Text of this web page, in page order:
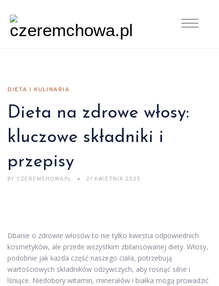
DIETA I KULINARIA
Dieta na zdrowe włosy:
kluczowe składniki i
przepisy
BY CZEREMCHOWA.PL 21 KWIETNIA 2025
Dbanie o zdrowie włosów to nie tylko kwestia odpowiednich
kosmetyków, ale przede wszystkim zbilansowanej diety. Włosy,
podobnie jak każda część naszego ciała, potrzebują
wartościowych składników odżywczych, aby rosnąć silne i
lśniące. Niedobory witamin, minerałów i białka mogą prowadzić